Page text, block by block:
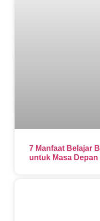
7 Manfaat Belajar
untuk Masa Depan